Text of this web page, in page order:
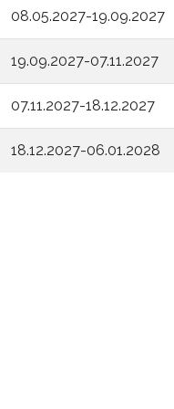
08.05.2027-19.09.2027
19.09.2027-07.11.2027
07.11.2027-18.12.2027
18.12.2027-06.01.2028